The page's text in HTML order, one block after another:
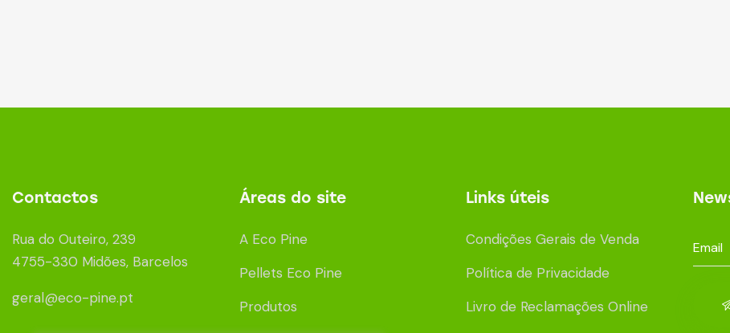
Contactos
Rua do Outeiro, 239
4755-330 Midões, Barcelos
geral@eco-pine.pt
Áreas do site
A Eco Pine
Pellets Eco Pine
Produtos
Links úteis
Condições Gerais de Venda
Política de Privacidade
Livro de Reclamações Online